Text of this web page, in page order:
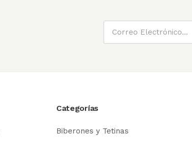
Categorías
Biberones y Tetinas